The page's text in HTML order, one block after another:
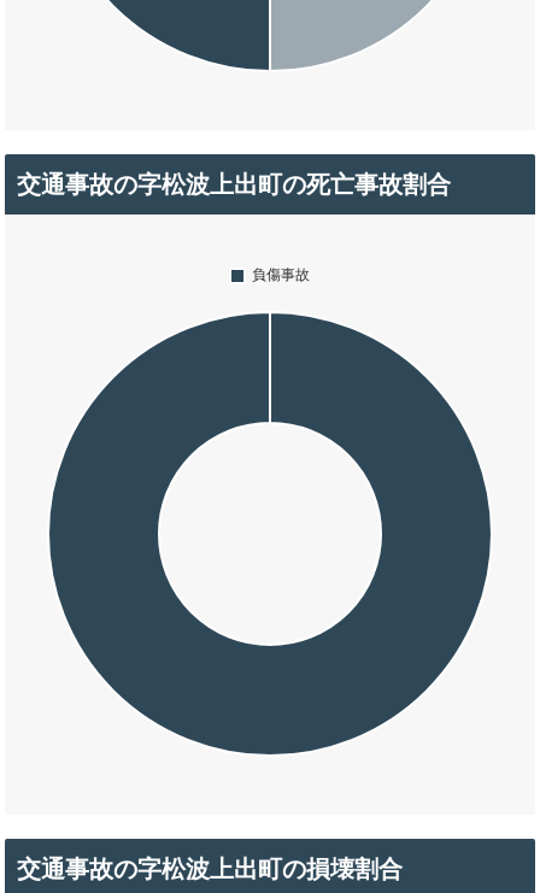
交通事故の字松波上出町の死亡事故割合
交通事故の字松波上出町の損壊割合